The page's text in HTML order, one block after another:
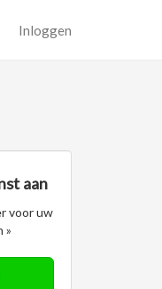
Inloggen
aan
voor uw
»